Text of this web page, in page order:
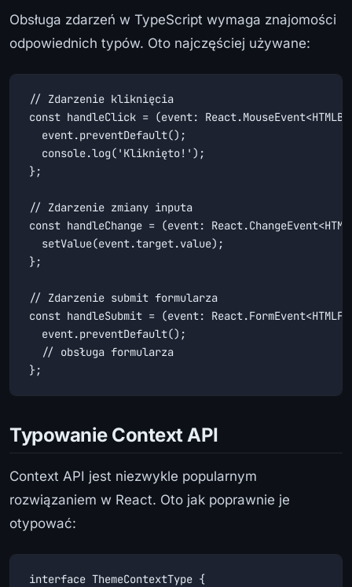
Obsługa zdarzeń w TypeScript wymaga znajomości
odpowiednich typów. Oto najczęściej używane:
// Zdarzenie kliknięcia
const handleClick = (event:
  event.preventDefault();
  console.log('Kliknięto!');
};
// Zdarzenie zmiany inputa
const handleChange = (event:
  setValue(event.target.value);
};
// Zdarzenie submit formularza
const handleSubmit = (event:
  event.preventDefault();
  // obsługa formularza
};
Typowanie Context API
Context API jest niezwykle popularnym
rozwiązaniem w React. Oto jak poprawnie je
otypować:
interface ThemeContextType {